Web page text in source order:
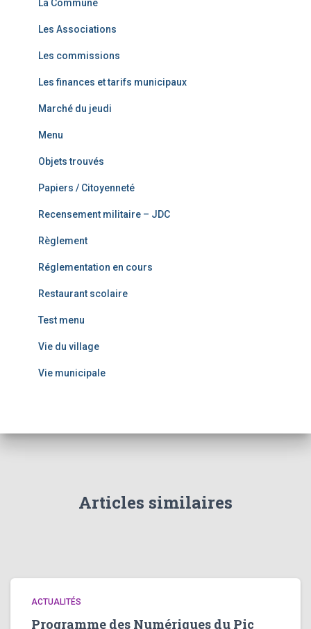
La Commune
Les Associations
Les commissions
Les finances et tarifs municipaux
Marché du jeudi
Menu
Objets trouvés
Papiers / Citoyenneté
Recensement militaire – JDC
Règlement
Réglementation en cours
Restaurant scolaire
Test menu
Vie du village
Vie municipale
Articles similaires
ACTUALITÉS
Programme des Numériques du Pic